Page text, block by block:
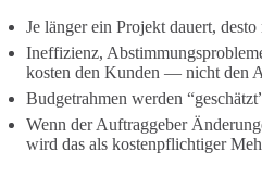
Je länger ein Projekt dauert,
Ineffizienz,
kosten den Kunden — nicht den
Budgetrahmen werden
Wenn der Auftraggeber
wird das als kostenpflichtiger